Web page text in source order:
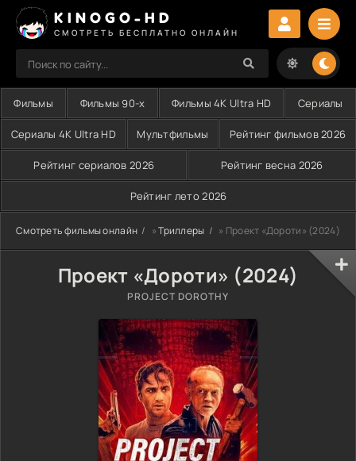
KINOGO-HD
СМОТРЕТЬ БЕСПЛАТНО ОНЛАЙН
Фильмы Фильмы 90-х Фильмы 4K Ultra HD Сериалы
Сериалы 4K Ultra HD Мультфильмы Рейтинг фильмов 2026
Рейтинг сериалов 2026 Рейтинг весна 2026
Рейтинг лето 2026
Смотреть фильмы онлайн »Триллеры » Проект «Дороти» (2024)
Проект «Дороти» (2024)
PROJECT DOROTHY